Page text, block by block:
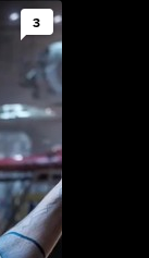
3